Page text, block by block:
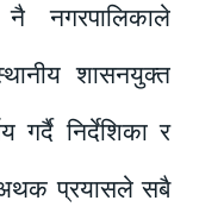
नगरपालिकाले
शासनयुक्त
गर्दै निर्देशिका र
अथक प्रयासले सबै